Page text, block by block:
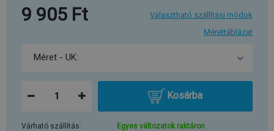
9 905 Ft
Választható szállítási módok
Mérettáblázat
Kosárba
Várható szállítás: Egyes változatok raktáron